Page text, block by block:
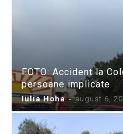
FOTO: Accident la
persoane implicate
Iulia Hoha - august 6,